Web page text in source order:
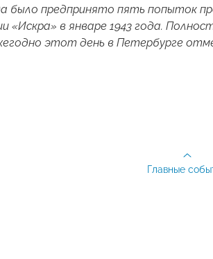
было предпринято пять попыток
«Искра» в январе 1943 года.
этот день в Петербурге
Главные